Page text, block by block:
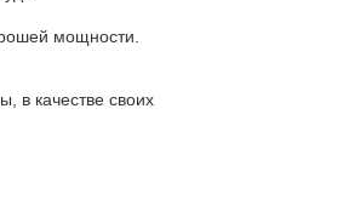
мощности.
в качестве своих